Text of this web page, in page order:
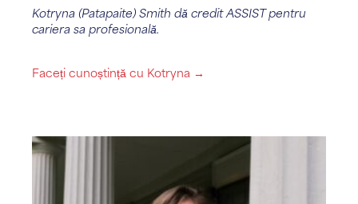
Kotryna (Patapaite) Smith dă credit ASSIST pentru
cariera sa profesională.
Faceți cunoștință cu Kotryna →